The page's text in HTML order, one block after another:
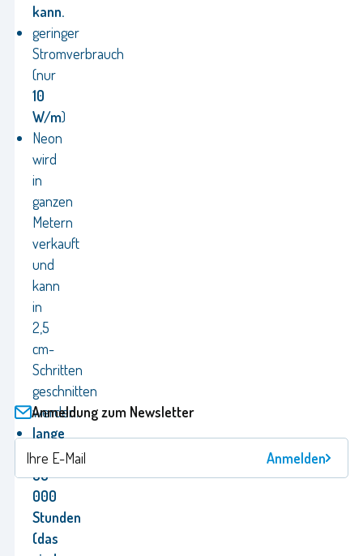
kann.
geringer
Stromverbrauch
(nur
10
W/m)
Neon
wird
in
ganzen
Metern
verkauft
und
kann
in
2,5
cm-
Schritten
geschnitten
werden.
lange
Lebensdauer
30
000
Stunden
(das
Anmeldung zum Newsletter
Anmelden